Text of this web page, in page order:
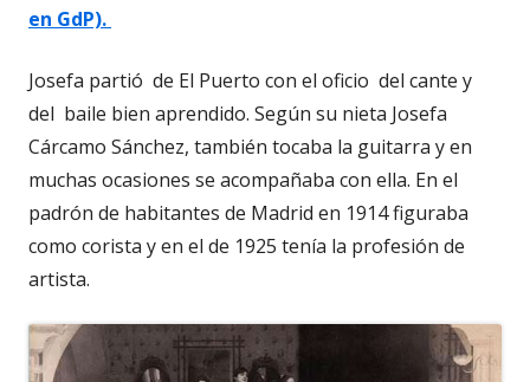
en GdP).
Josefa partió de El Puerto con el oficio del cante y
del baile bien aprendido. Según su nieta Josefa
Cárcamo Sánchez, también tocaba la guitarra y en
muchas ocasiones se acompañaba con ella. En el
padrón de habitantes de Madrid en 1914 figuraba
como corista y en el de 1925 tenía la profesión de
artista.